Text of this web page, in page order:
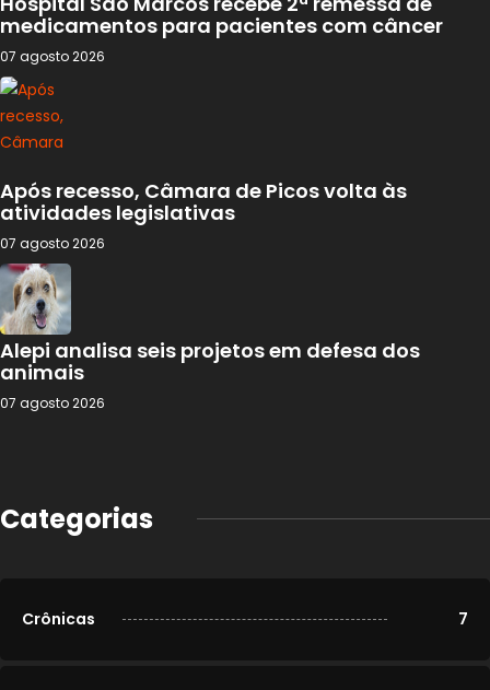
medicamentos para pacientes com câncer
07 agosto 2026
Após recesso, Câmara de Picos volta às
atividades legislativas
07 agosto 2026
Alepi analisa seis projetos em defesa dos
animais
07 agosto 2026
Categorias
Crônicas 7